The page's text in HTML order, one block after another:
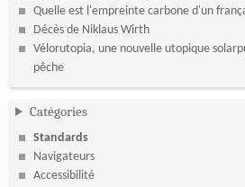
Quelle est l'empreinte carbone d'un
Décès de Niklaus Wirth
Vélorutopia, une nouvelle utopique
pêche
Catégories
Standards
Navigateurs
Accessibilité